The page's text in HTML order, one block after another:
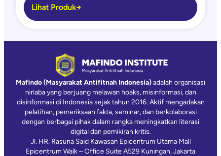
Lihat Produk
Mafindo (Masyarakat Antifitnah Indonesia)adalah organisasi
nirlaba yang berjuang melawan hoaks, misinformasi, dan
disinformasi di Indonesia sejak tahun 2016. Aktif mengadakan
pelatihan, pemeriksaan fakta, seminar, dan berkolaborasi
dengan berbagai pihak dalam rangka meningkatkan literasi
digital dan pemikiran kritis.
Jl. HR. Rasuna Said Kawasan Epicentrum Utama Mall
Epicentrum Walk – Office Suite A529 Kuningan, Jakarta